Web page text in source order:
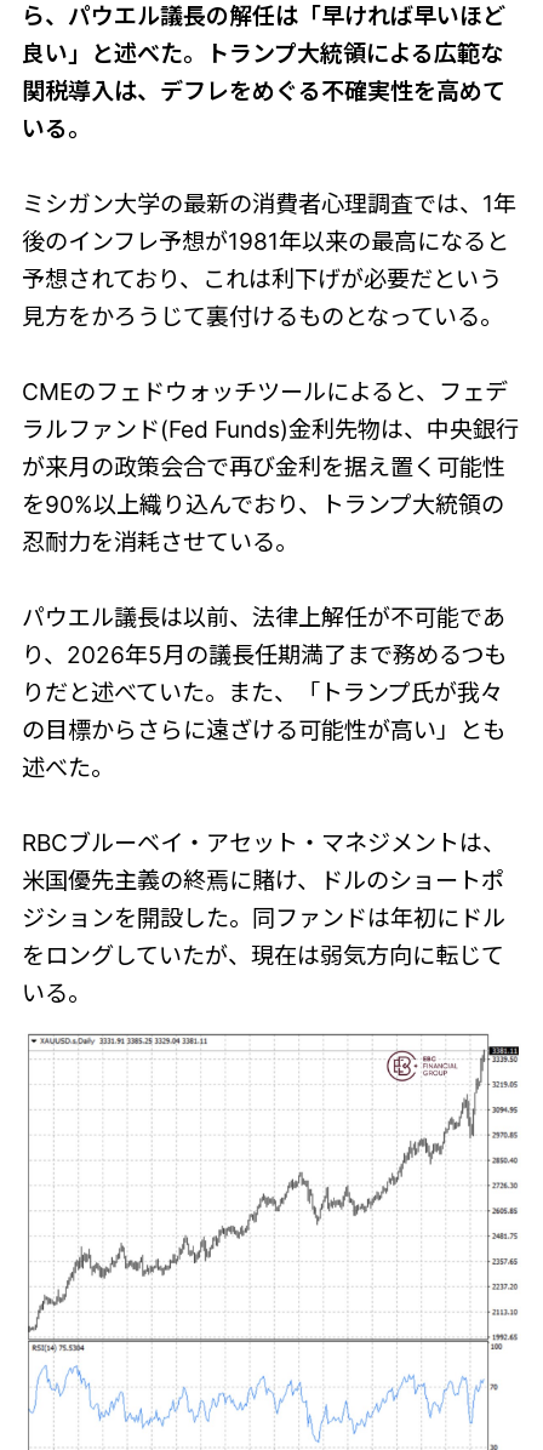
ら、パウエル議長の解任は「早ければ早いほど
良い」と述べた。トランプ大統領による広範な
関税導入は、デフレをめぐる不確実性を高めて
いる。
ミシガン大学の最新の消費者心理調査では、1年
後のインフレ予想が1981年以来の最高になると
予想されており、これは利下げが必要だという
見方をかろうじて裏付けるものとなっている。
CMEのフェドウォッチツールによると、フェデ
ラルファンド(Fed Funds)金利先物は、中央銀行
が来月の政策会合で再び金利を据え置く可能性
を90%以上織り込んでおり、トランプ大統領の
忍耐力を消耗させている。
パウエル議長は以前、法律上解任が不可能であ
り、2026年5月の議長任期満了まで務めるつも
りだと述べていた。また、「トランプ氏が我々
の目標からさらに遠ざける可能性が高い」とも
述べた。
RBCブルーベイ・アセット・マネジメントは、
米国優先主義の終焉に賭け、ドルのショートポ
ジションを開設した。同ファンドは年初にドル
をロングしていたが、現在は弱気方向に転じて
いる。